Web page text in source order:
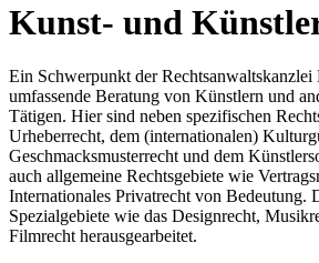
Kunst- und
Ein Schwerpunkt der
umfassende Beratung von Künstlern und
Tätigen. Hier sind neben spezifischen
Urheberrecht, dem (internationalen)
Geschmacksmusterrecht und dem
auch allgemeine Rechtsgebiete wie
Internationales Privatrecht von Bedeutung.
Spezialgebiete wie das Designrecht,
Filmrecht herausgearbeitet.